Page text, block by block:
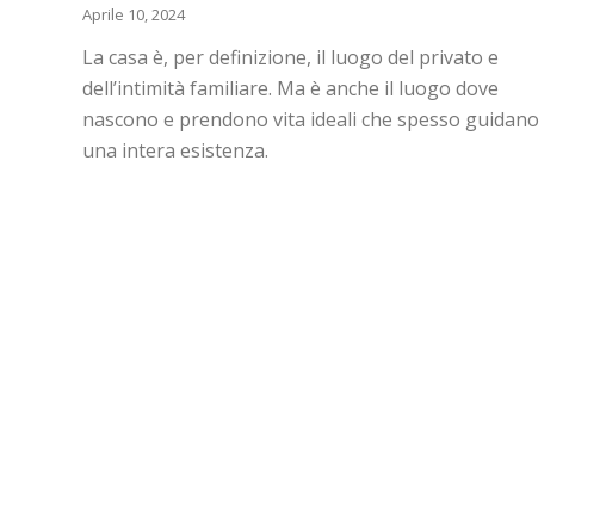
Aprile 10, 2024
La casa è, per definizione, il luogo del privato e
dell’intimità familiare. Ma è anche il luogo dove
nascono e prendono vita ideali che spesso guidano
una intera esistenza.